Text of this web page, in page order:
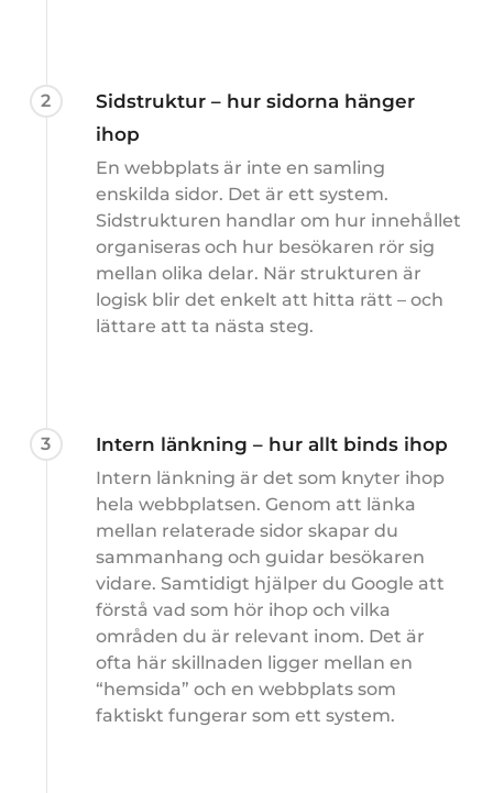
2
Sidstruktur – hur sidorna hänger
ihop
En webbplats är inte en samling
enskilda sidor. Det är ett system.
Sidstrukturen handlar om hur innehållet
organiseras och hur besökaren rör sig
mellan olika delar. När strukturen är
logisk blir det enkelt att hitta rätt – och
lättare att ta nästa steg.
3 Intern länkning – hur allt binds ihop
Intern länkning är det som knyter ihop
hela webbplatsen. Genom att länka
mellan relaterade sidor skapar du
sammanhang och guidar besökaren
vidare. Samtidigt hjälper du Google att
förstå vad som hör ihop och vilka
områden du är relevant inom. Det är
ofta här skillnaden ligger mellan en
“hemsida” och en webbplats som
faktiskt fungerar som ett system.